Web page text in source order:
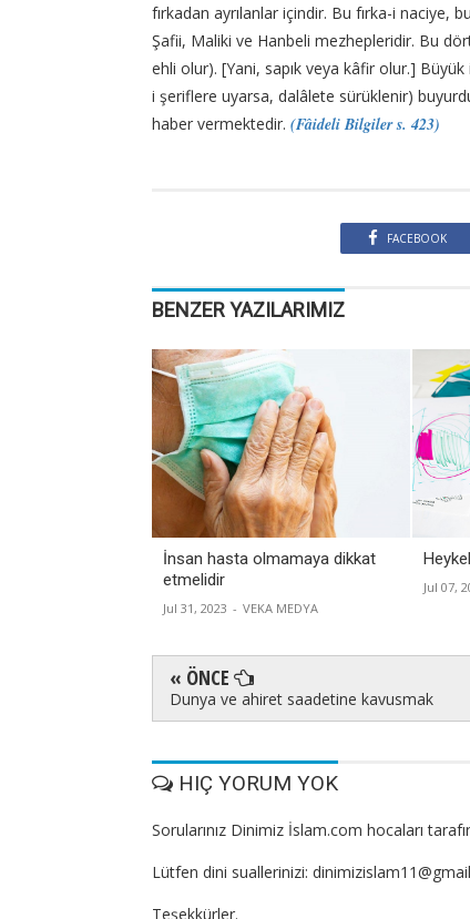
fırkadan ayrılanlar içindir. Bu fırka-i naciye,
Şafii, Maliki ve Hanbeli mezhepleridir. Bu
ehli olur). [Yani, sapık veya kâfir olur.]
i şeriflere uyarsa, dalâlete sürüklenir)
haber vermektedir. (Fâideli Bilgiler s. 423)
FACEBOOK
BENZER YAZILARIMIZ
İnsan hasta olmamaya dikkat
etmelidir
Jul 31, 2023 - VEKA MEDYA
Jul 07,
« ÖNCE
Dunya ve ahiret saadetine kavusmak
HIÇ YORUM YOK
Sorularınız Dinimiz İslam.com hocaları
Lütfen dini suallerinizi:
Teşekkürler.